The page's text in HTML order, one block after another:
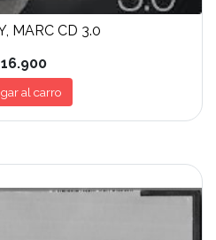
MARC CD 3.0
al carro